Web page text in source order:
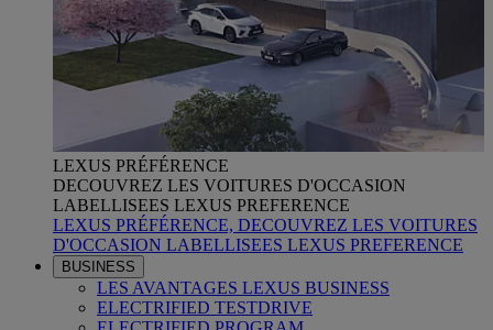
LEXUS PRÉFÉRENCE
DECOUVREZ LES VOITURES D'OCCASION
LABELLISEES LEXUS PREFERENCE
LEXUS PRÉFÉRENCE, DECOUVREZ LES VOITURES
D'OCCASION LABELLISEES LEXUS PREFERENCE
BUSINESS
LES AVANTAGES LEXUS BUSINESS
ELECTRIFIED TESTDRIVE